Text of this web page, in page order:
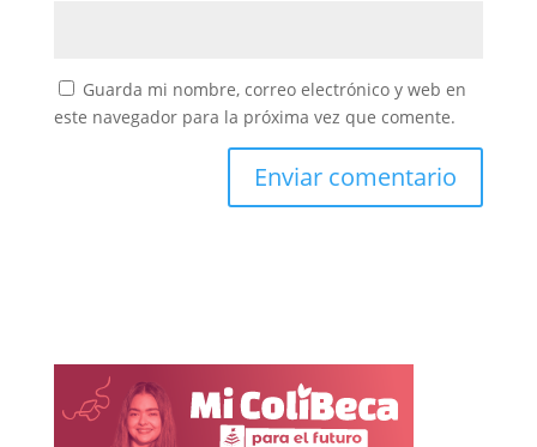
Guarda mi nombre, correo electrónico y web en
este navegador para la próxima vez que comente.